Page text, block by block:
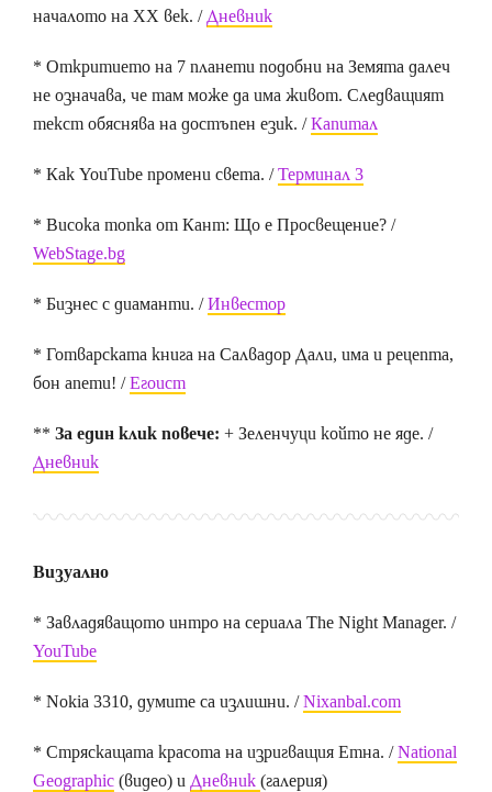
началото на ХХ век. /Дневник
* Откритието на 7 планети подобни на Земята далеч
не означава, че там може да има живот. Следващият
текст обяснява на достъпен език. /Капитал
* Как YouTube промени света. /Терминал 3
* Висока топка от Кант: Що е Просвещение? /
WebStage.bg
* Бизнес с диаманти. /Инвестор
* Готварската книга на Салвадор Дали, има и рецепта,
бон апети! /Егоист
** За един клик повече: + Зеленчуци който не яде. /
Дневник
Визуално
* Завладяващото интро на сериала The Night Manager. /
YouTube
* Nokia 3310, думите са излишни. /Nixanbal.com
* Стряскащата красота на изригващия Етна. /National
Geographic(видео) иДневник(галерия)